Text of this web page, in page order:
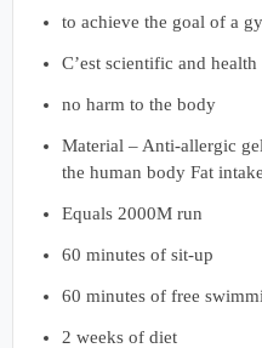
to achieve the goal of a
C’est scientific and health
no harm to the body
Material – Anti-allergic
the human body Fat intake
Equals 2000M run
60 minutes of sit-up
60 minutes of free
2 weeks of diet